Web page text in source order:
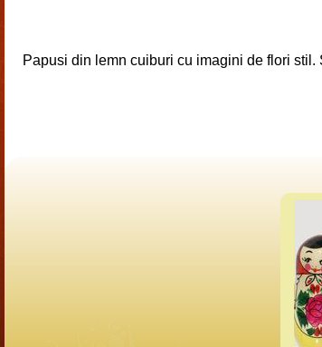
Papusi din lemn cuiburi cu imagini de flori stil.